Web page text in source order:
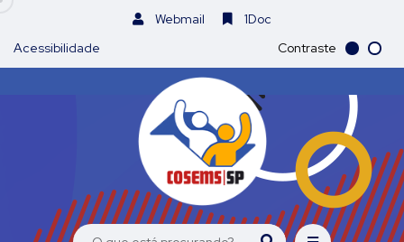
Webmail
1Doc
Acessibilidade
Contraste